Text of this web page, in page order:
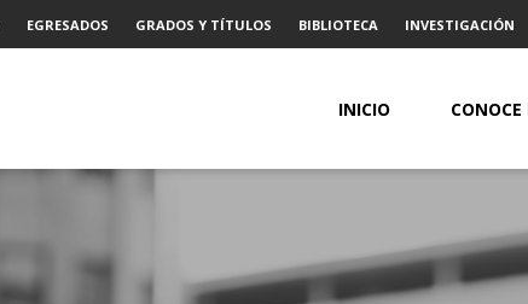
EGRESADOS GRADOS Y TÍTULOS BIBLIOTECA INVESTIGACIÓN
INICIO